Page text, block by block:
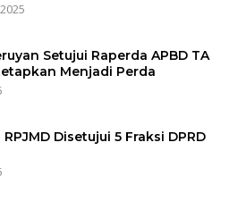
Setujui Raperda APBD TA
Menjadi Perda
Disetujui 5 Fraksi DPRD